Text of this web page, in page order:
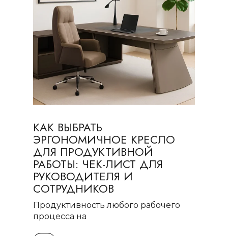
КАК ВЫБРАТЬ
ЭРГОНОМИЧНОЕ КРЕСЛО
ДЛЯ ПРОДУКТИВНОЙ
РАБОТЫ: ЧЕК-ЛИСТ ДЛЯ
РУКОВОДИТЕЛЯ И
СОТРУДНИКОВ
Продуктивность любого рабочего
процесса на